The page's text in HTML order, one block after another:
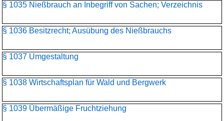
§ 1035 Nießbrauch an Inbegriff von Sachen; Verzeichnis
§ 1036 Besitzrecht; Ausübung des Nießbrauchs
§ 1037 Umgestaltung
§ 1038 Wirtschaftsplan für Wald und Bergwerk
§ 1039 Übermäßige Fruchtziehung